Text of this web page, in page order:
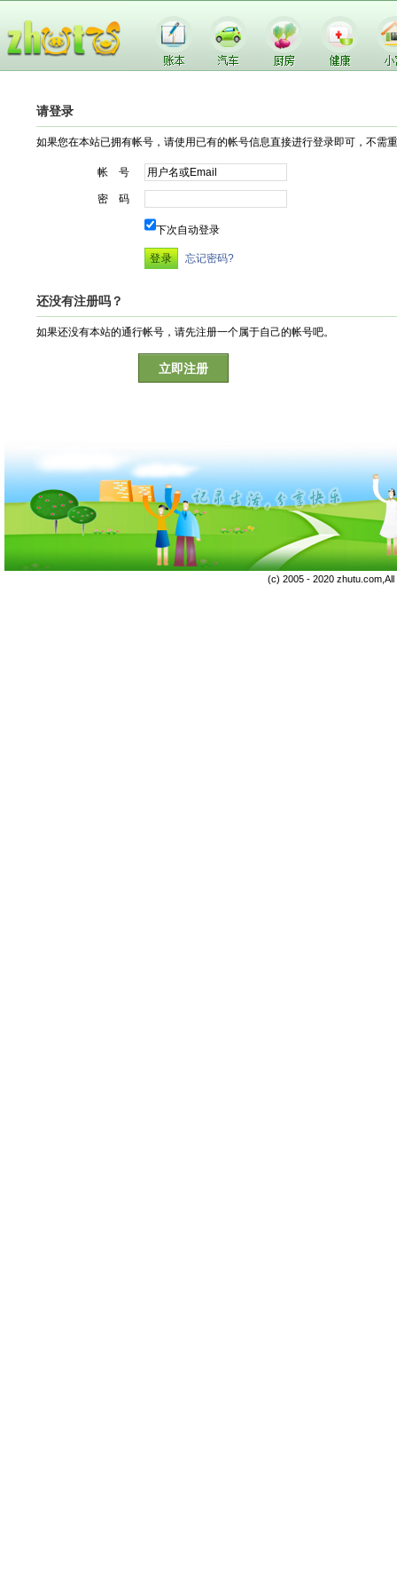
请登录
如果您在本站已拥有帐号，请使用已有的帐号信息直接进行登录即可，不需
帐 号
密 码
下次自动登录
忘记密码?
还没有注册吗？
如果还没有本站的通行帐号，请先注册一个属于自己的帐号吧。
立即注册
(c) 2005 - 2020